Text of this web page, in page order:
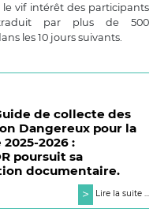
vif intérêt des participants
par plus de 500
les 10 jours suivants.
de collecte des
Dangereux pour la
2026 :
poursuit sa
documentaire.
>
Lire la suite ...